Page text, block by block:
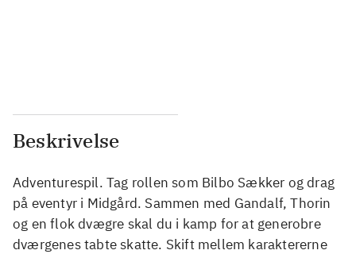
Beskrivelse
Adventurespil. Tag rollen som Bilbo Sækker og drag
på eventyr i Midgård. Sammen med Gandalf, Thorin
og en flok dvægre skal du i kamp for at generobre
dværgenes tabte skatte. Skift mellem karaktererne